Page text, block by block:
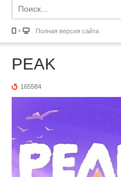
Полная версия сайта
PEAK
165584